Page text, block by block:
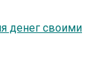
денег своими